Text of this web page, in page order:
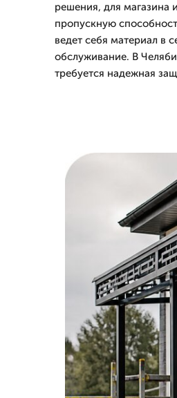
решения, для магазина
пропускную
ведет себя материал в
обслуживание. В
требуется надежная